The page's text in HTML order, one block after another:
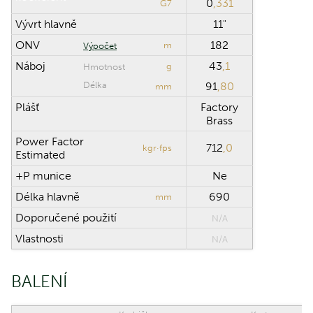
G7 0,331
Vývrt hlavně
11"
ONV
Výpočet m
182
Náboj
Hmotnost g 43,1
Délka mm 91,80
Plášť
Factory
Brass
Power Factor
Estimated
kgr·fps 712,0
+P munice
Ne
Délka hlavně
mm
690
Doporučené použití
N/A
Vlastnosti N/A
BALENÍ